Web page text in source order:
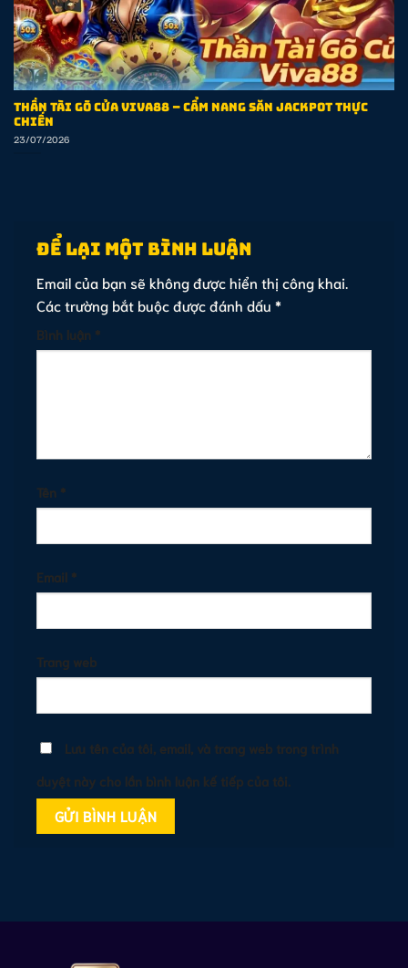
Thần Tài Gõ Cửa Viva88 – Cẩm Nang Săn Jackpot Thực
Chiến
23/07/2026
Để lại một bình luận
Email của bạn sẽ không được hiển thị công khai.
Các trường bắt buộc được đánh dấu *
Bình luận *
Tên *
Email *
Trang web
Lưu tên của tôi, email, và trang web trong trình
duyệt này cho lần bình luận kế tiếp của tôi.